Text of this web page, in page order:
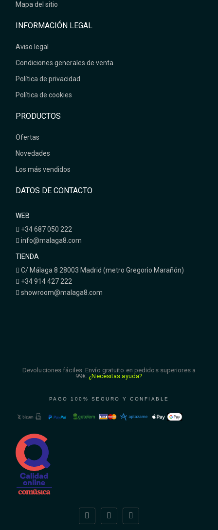
Mapa del sitio
INFORMACIÓN LEGAL
Aviso legal
Condiciones generales de venta
Política de privacidad
Política de cookies
PRODUCTOS
Ofertas
Novedades
Los más vendidos
DATOS DE CONTACTO
WEB
+34 687 050 222
info@malaga8.com
TIENDA
C/ Málaga 8 28003 Madrid (metro Gregorio Marañón)
+34 914 427 222
showroom@malaga8.com
Devoluciones fáciles. Envío gratuito en pedidos superiores a
99€. ¿Necesitas ayuda?
PAGO 100% SEGURO Y CONFIABLE